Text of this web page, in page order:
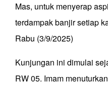
Mas, untuk menyerap
terdampak banjir setiap
Rabu (3/9/2025)
Kunjungan ini dimulai
RW 05. Imam